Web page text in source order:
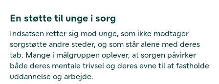
En støtte til unge i sorg
Indsatsen retter sig mod unge, som ikke modtager
sorgstøtte andre steder, og som står alene med deres
tab. Mange i målgruppen oplever, at sorgen påvirker
både deres mentale trivsel og deres evne til at fastholde
uddannelse og arbejde.